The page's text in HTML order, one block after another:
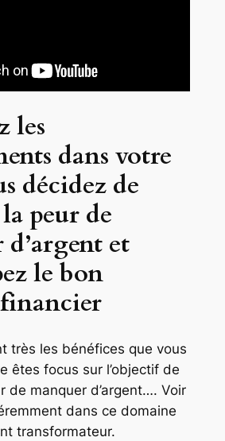
les
dans votre
décidez de
peur de
et
le bon
très les bénéfices que vous
êtes focus sur l’objectif de
de manquer d’argent…. Voir
dans ce domaine
transformateur.